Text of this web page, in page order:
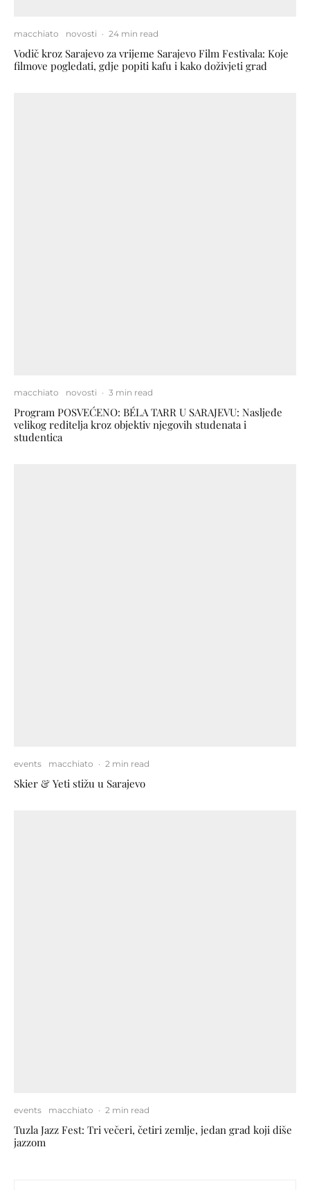
macchiato novosti · 24 min read
Vodič kroz Sarajevo za vrijeme Sarajevo Film Festivala: Koje
filmove pogledati, gdje popiti kafu i kako doživjeti grad
macchiato novosti · 3 min read
Program POSVEĆENO: BÉLA TARR U SARAJEVU: Nasljeđe
velikog reditelja kroz objektiv njegovih studenata i
studentica
events macchiato · 2 min read
Skier & Yeti stižu u Sarajevo
events macchiato · 2 min read
Tuzla Jazz Fest: Tri večeri, četiri zemlje, jedan grad koji diše
jazzom